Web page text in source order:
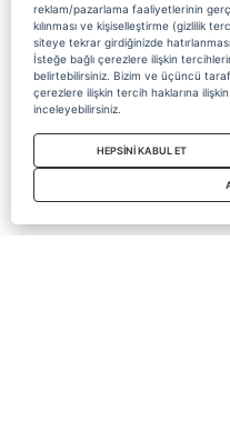
reklam/pazarlama faaliyetlerinin
kılınması ve kişiselleştirme (gizlilik
siteye tekrar girdiğinizde
İsteğe bağlı çerezlere ilişkin
belirtebilirsiniz. Bizim ve üçüncü taraf
çerezlere ilişkin tercih haklarına
inceleyebilirsiniz.
HEPSİNİ KABUL ET